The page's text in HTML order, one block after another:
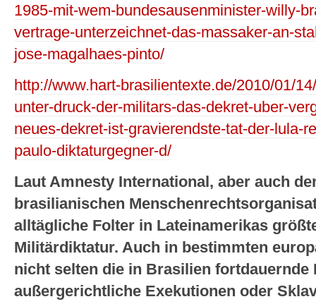
1985-mit-wem-bundesausenminister-willy-
vertrage-unterzeichnet-das-massaker-an-
jose-magalhaes-pinto/
http://www.hart-brasilientexte.de/2010/01/
unter-druck-der-militars-das-dekret-uber-
neues-dekret-ist-gravierendste-tat-der-lula-
paulo-diktaturgegner-d/
Laut Amnesty International, aber auch
brasilianischen
alltägliche Folter in Lateinamerikas
Militärdiktatur. Auch in bestimmten
nicht selten die in Brasilien fortdauernde
außergerichtliche Exekutionen oder